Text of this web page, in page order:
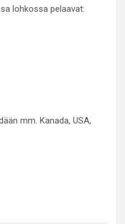
lohkossa pelaavat:
mm. Kanada, USA,